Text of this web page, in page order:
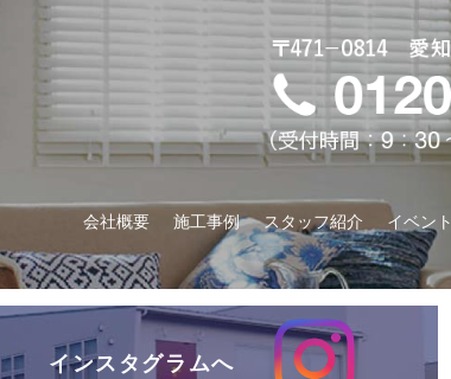
会社概要 施工事例 スタッフ紹介 イベン
インスタグラムへ